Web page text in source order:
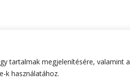
tartalmak megjelenítésére, valamint a
k használatához.
| Fejlesztette